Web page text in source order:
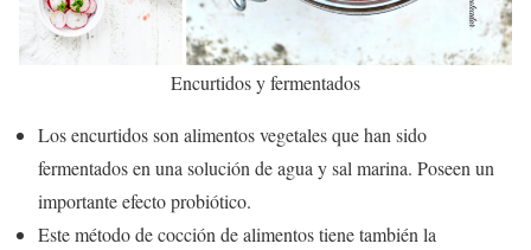
Encurtidos y fermentados
Los encurtidos son alimentos vegetales que han sido
fermentados en una solución de agua y sal marina. Poseen un
importante efecto probiótico.
Este método de cocción de alimentos tiene también la